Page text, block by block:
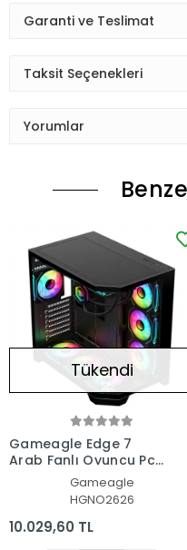
Garanti ve Teslimat
Taksit Seçenekleri
Yorumlar
Tükendi
Gameagle Edge 7
Argb Fanlı Oyuncu Pc
Kasası 850W 80+ Plus
Bronz Modüler Power'lı
Gameagle
HGNO2626
10.029,60 TL